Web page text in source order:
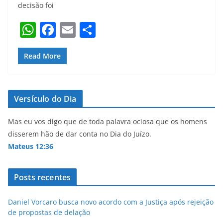
decisão foi
W
h
at
A
p
p
F
a
c
b
o
o
k
E
Read More
Versículo do Dia
Mas eu vos digo que de toda palavra ociosa que os homens
disserem hão de dar conta no Dia do Juízo.
Mateus 12:36
Posts recentes
Daniel Vorcaro busca novo acordo com a Justiça após rejeição
de propostas de delação